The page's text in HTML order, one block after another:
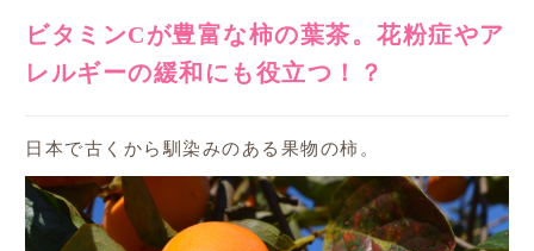
ビタミンCが豊富な柿の葉茶。花粉症やア
レルギーの緩和にも役立つ！？
日本で古くから馴染みのある果物の柿。